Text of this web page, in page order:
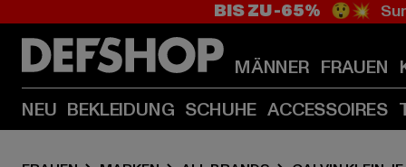
BIS ZU -65% 😲💥
MÄNNER FRAUEN
NEU BEKLEIDUNG SCHUHE ACCESSOIRES